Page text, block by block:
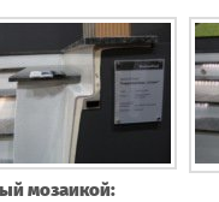
мозаикой: